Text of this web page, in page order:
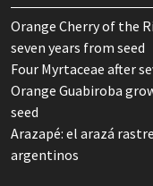
Orange Cherry of the
seven years from seed
Four Myrtaceae after
Orange Guabiroba
seed
Arazapé: el arazá
argentinos